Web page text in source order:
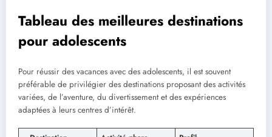
Tableau des meilleures destinations
pour adolescents
Pour réussir des vacances avec des adolescents, il est souvent
préférable de privilégier des destinations proposant des activités
variées, de l’aventure, du divertissement et des expériences
adaptées à leurs centres d’intérêt.